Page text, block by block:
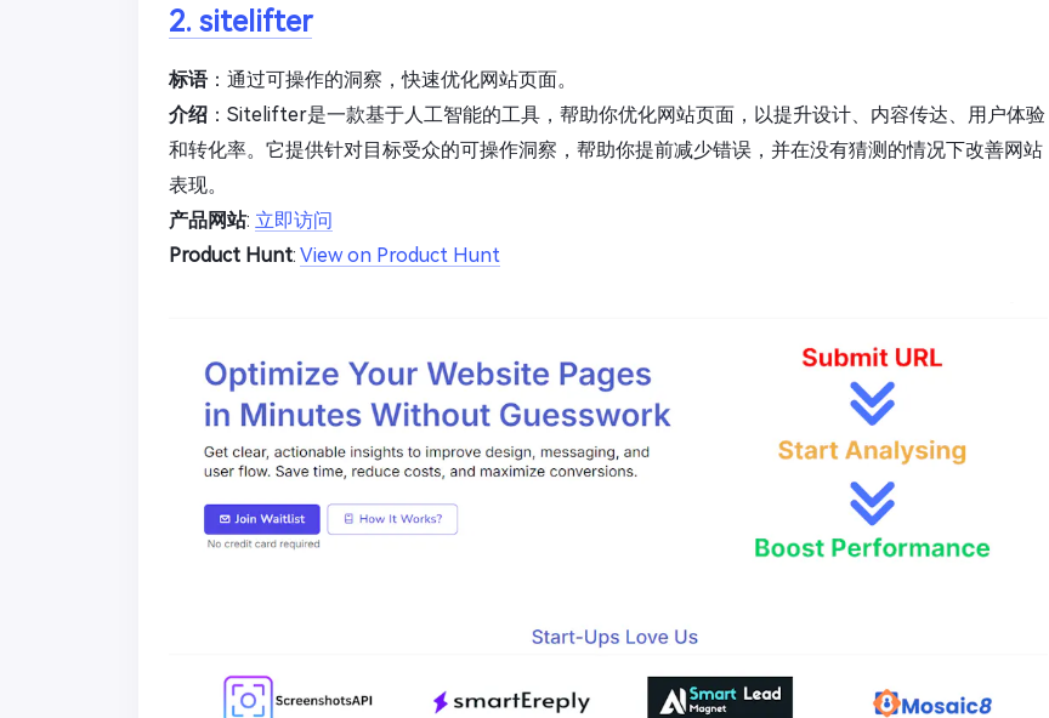
2. sitelifter
标语：通过可操作的洞察，快速优化网站页面。
介绍 ：Sitelifter是一款基于人工智能的工具，帮助你优化网站页面，以提升设计、内容传达、用户体验
和转化率。它提供针对目标受众的可操作洞察，帮助你提前减少错误，并在没有猜测的情况下改善网站
表现。
产品网站: 立即访问
Product Hunt: View on Product Hunt